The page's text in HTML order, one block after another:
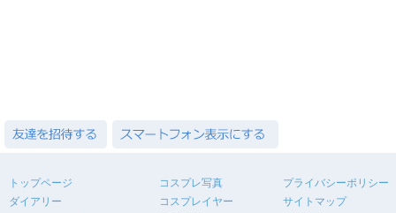
トップページ
ダイアリー
コスプレ写真
コスプレイヤー
プライバシーポリシー
サイトマップ